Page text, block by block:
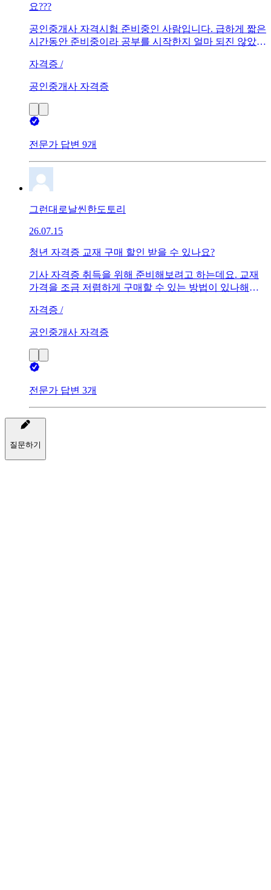
요???
공인중개사 자격시험 준비중인 사람입니다. 급하게 짧은
시간동안 준비중이라 공부를 시작한지 얼마 되진 않았는
술 재밌게 학습하고 있는데 공법은 하나도 모르겠습니
나가고 집중력이 너무 떨어지는데 각자 공법 공부하셨던
방법 좀 전수 부탁드립니다...
자격증 /
공인중개사 자격증
전문가 답변 9개
그런대로날씬한도토리
26.07.15
청년 자격증 교재 구매 할인 받을 수 있나요?
기사 자격증 취득을 위해 준비해보려고 하는데요. 교재
가격을 조금 저렴하게 구매할 수 있는 방법이 있나해서
자격증 /
공인중개사 자격증
전문가 답변 3개
질문하기